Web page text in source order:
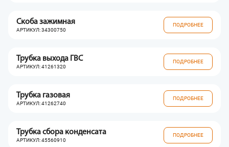
Скоба зажимная
АРТИКУЛ: 34300750
ПОДРОБНЕЕ
Трубка выхода ГВС
АРТИКУЛ: 41261320
ПОДРОБНЕЕ
Трубка газовая
АРТИКУЛ: 41262740
ПОДРОБНЕЕ
Трубка сбора конденсата
АРТИКУЛ: 45560910
ПОДРОБНЕЕ